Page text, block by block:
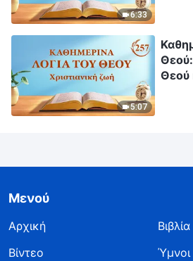
6:33
5:07
Θεού
Μενού
Αρχική
Βιβλία
Βίντεο
Ύμνοι